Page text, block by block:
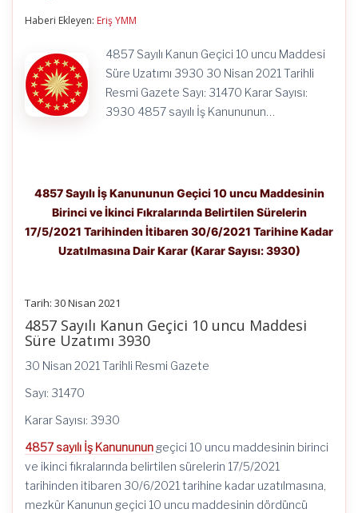
Tarihine
Kadar
Dair
Karar
Haberi Ekleyen: Eriş YMM
4857 Sayılı Kanun Geçici 10 uncu Maddesi
Süre Uzatımı 3930 30 Nisan 2021 Tarihli
Resmi Gazete Sayı: 31470 Karar Sayısı:
3930 4857 sayılı İş Kanununun…
4857 Sayılı İş Kanununun Geçici 10 uncu Maddesinin
Birinci ve İkinci Fıkralarında Belirtilen Sürelerin
17/5/2021 Tarihinden İtibaren 30/6/2021 Tarihine Kadar
Uzatılmasına Dair Karar (Karar Sayısı: 3930)
Tarih: 30 Nisan 2021
4857 Sayılı Kanun Geçici 10 uncu Maddesi
Süre Uzatımı 3930
30 Nisan 2021 Tarihli Resmi Gazete
Sayı: 31470
Karar Sayısı: 3930
4857 sayılı İş Kanununun geçici 10 uncu maddesinin birinci
ve ikinci fıkralarında belirtilen sürelerin 17/5/2021
tarihinden itibaren 30/6/2021 tarihine kadar uzatılmasına,
mezkûr Kanunun geçici 10 uncu maddesinin dördüncü